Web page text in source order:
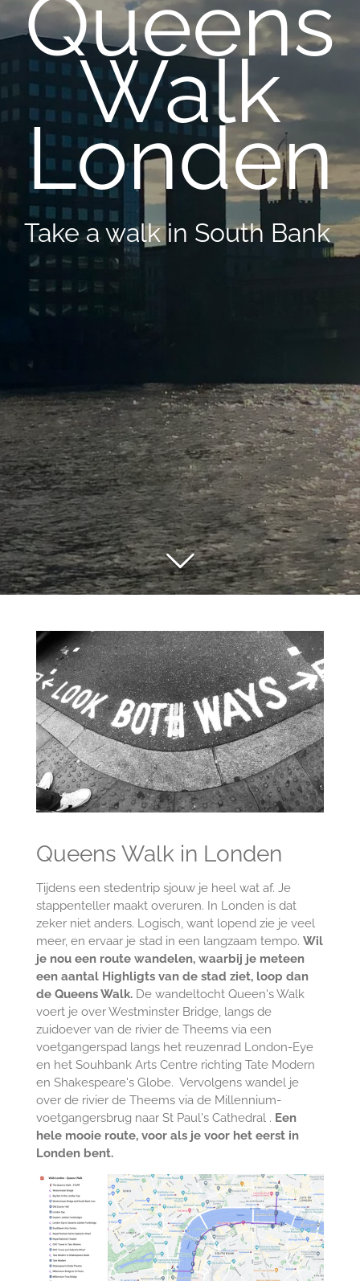
Queens
Walk
Londen
Take a walk in South Bank
Queens Walk in Londen
Tijdens een stedentrip sjouw je heel wat af. Je
stappenteller maakt overuren. In Londen is dat
zeker niet anders. Logisch, want lopend zie je veel
meer, en ervaar je stad in een langzaam tempo. Wil
je nou een route wandelen, waarbij je meteen
een aantal Highligts van de stad ziet, loop dan
de Queens Walk.De wandeltocht Queen's Walk
voert je over Westminster Bridge, langs de
zuidoever van de rivier de Theems via een
voetgangerspad langs het reuzenrad London-Eye
en het Souhbank Arts Centre richting Tate Modern
en Shakespeare's Globe. Vervolgens wandel je
over de rivier de Theems via de Millennium-
voetgangersbrug naar St Paul's Cathedral . Een
hele mooie route, voor als je voor het eerst in
Londen bent.